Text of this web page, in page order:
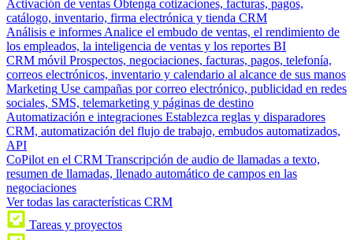
Activación de ventas Obtenga cotizaciones, facturas, pagos,
catálogo, inventario, firma electrónica y tienda CRM
Análisis e informes Analice el embudo de ventas, el rendimiento de
los empleados, la inteligencia de ventas y los reportes BI
CRM móvil Prospectos, negociaciones, facturas, pagos, telefonía,
correos electrónicos, inventario y calendario al alcance de sus manos
Marketing Use campañas por correo electrónico, publicidad en redes
sociales, SMS, telemarketing y páginas de destino
Automatización e integraciones Establezca reglas y disparadores
CRM, automatización del flujo de trabajo, embudos automatizados,
API
CoPilot en el CRM Transcripción de audio de llamadas a texto,
resumen de llamadas, llenado automático de campos en las
negociaciones
Ver todas las características CRM
Tareas y proyectos